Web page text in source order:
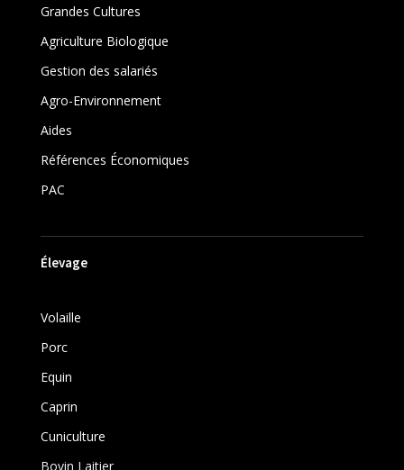
Grandes Cultures
Agriculture Biologique
Gestion des salariés
Agro-Environnement
Aides
Références Économiques
PAC
Élevage
Volaille
Porc
Equin
Caprin
Cuniculture
Bovin Laitier